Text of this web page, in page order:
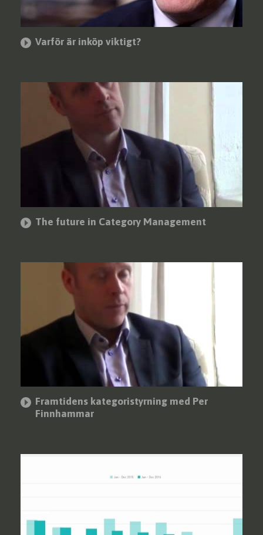
Varför är inköp viktigt?
The future in Category Management
Framtidens kategoristyrning med Per
Finnhammar